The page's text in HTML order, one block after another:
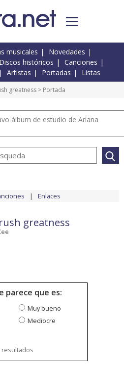
musicales
Novedades
Discos históricos
Canciones
Artistas Portadas Listas
greatness > Portada
álbum de estudio de Ariana
Enlaces
greatness
parece que es:
Muy bueno
Mediocre
resultados